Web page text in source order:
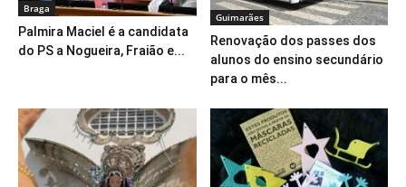
Braga
Palmira Maciel é a candidata
do PS a Nogueira, Fraião e...
Guimarães
Renovação dos passes dos
alunos do ensino secundário
para o mês...